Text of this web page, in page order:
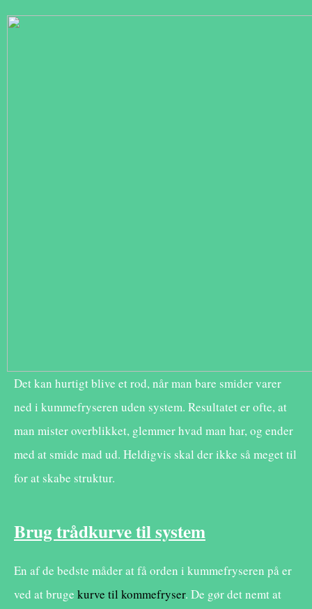
Det kan hurtigt blive et rod, når man bare smider varer
ned i kummefryseren uden system. Resultatet er ofte, at
man mister overblikket, glemmer hvad man har, og ender
med at smide mad ud. Heldigvis skal der ikke så meget til
for at skabe struktur.
Brug trådkurve til system
En af de bedste måder at få orden i kummefryseren på er
ved at bruge kurve til kommefryser. De gør det nemt at